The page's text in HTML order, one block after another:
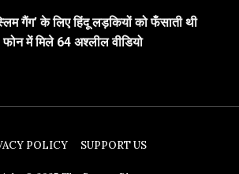
गैंग’ के लिए हिंदू लड़कियों को फँसाती थी
में मिले 64 अश्लील वीडियो
POLICY SUPPORT US